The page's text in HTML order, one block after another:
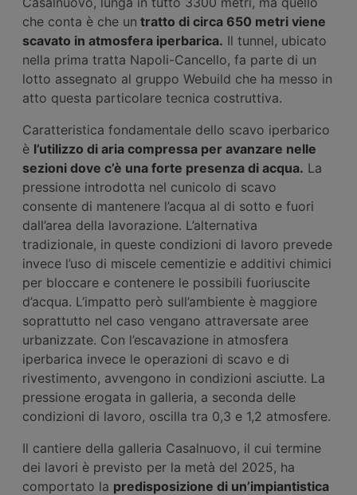
che conta è che un tratto di circa 650 metri viene
scavato in atmosfera iperbarica. Il tunnel, ubicato
nella prima tratta Napoli-Cancello, fa parte di un
lotto assegnato al gruppo Webuild che ha messo in
atto questa particolare tecnica costruttiva.
Caratteristica fondamentale dello scavo iperbarico
è l’utilizzo di aria compressa per avanzare nelle
sezioni dove c’è una forte presenza di acqua. La
pressione introdotta nel cunicolo di scavo
consente di mantenere l’acqua al di sotto e fuori
dall’area della lavorazione. L’alternativa
tradizionale, in queste condizioni di lavoro prevede
invece l’uso di miscele cementizie e additivi chimici
per bloccare e contenere le possibili fuoriuscite
d’acqua. L’impatto però sull’ambiente è maggiore
soprattutto nel caso vengano attraversate aree
urbanizzate. Con l’escavazione in atmosfera
iperbarica invece le operazioni di scavo e di
rivestimento, avvengono in condizioni asciutte. La
pressione erogata in galleria, a seconda delle
condizioni di lavoro, oscilla tra 0,3 e 1,2 atmosfere.
Il cantiere della galleria Casalnuovo, il cui termine
dei lavori è previsto per la metà del 2025, ha
comportato la predisposizione di un’impiantistica